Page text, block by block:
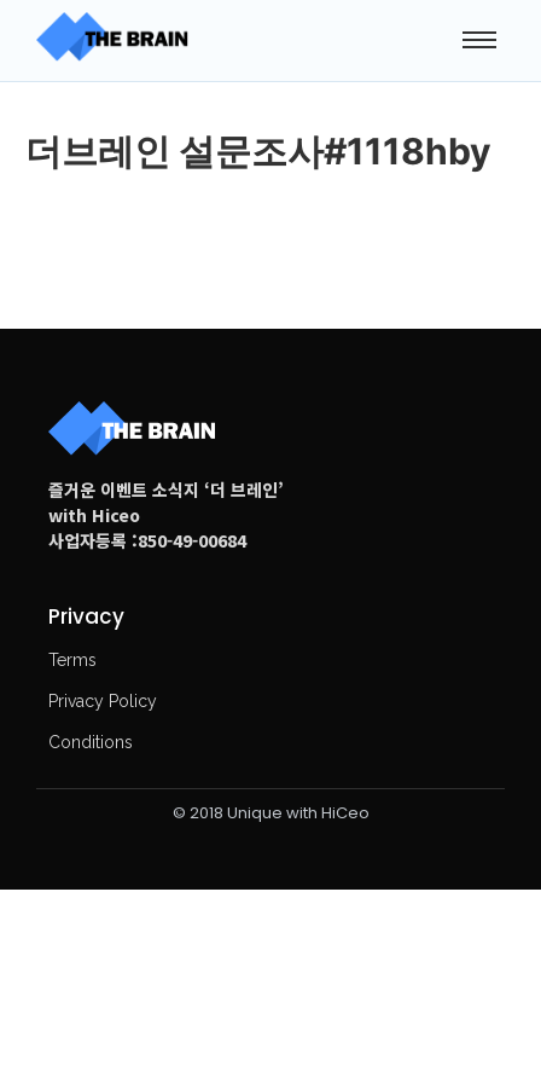
더브레인 설문조사#1118hby
즐거운 이벤트 소식지 ‘더 브레인’
with Hiceo
사업자등록 :850-49-00684
Privacy
Terms
Privacy Policy
Conditions
© 2018 Unique with HiCeo